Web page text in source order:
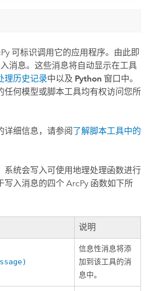
可标识调用它的应用程序。由此即
消息。这些消息将自动显示在工具
理历史记录中以及 Python 窗口中。
任何模型或脚本工具均有权访问您所
详细信息，请参阅了解脚本工具中的
系统会写入可使用地理处理函数进行
写入消息的四个 ArcPy 函数如下所
说明
信息性消息将添
加到该工具的消
息中。